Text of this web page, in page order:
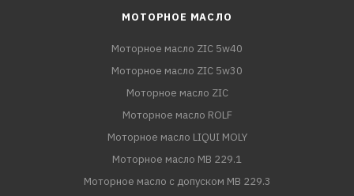
МОТОРНОЕ МАСЛО
Моторное масло ZIC 5w40
Моторное масло ZIC 5w30
Моторное масло ZIC
Моторное масло ROLF
Моторное масло LIQUI MOLY
Моторное масло MB 229.1
Моторное масло с допуском MB 229.3